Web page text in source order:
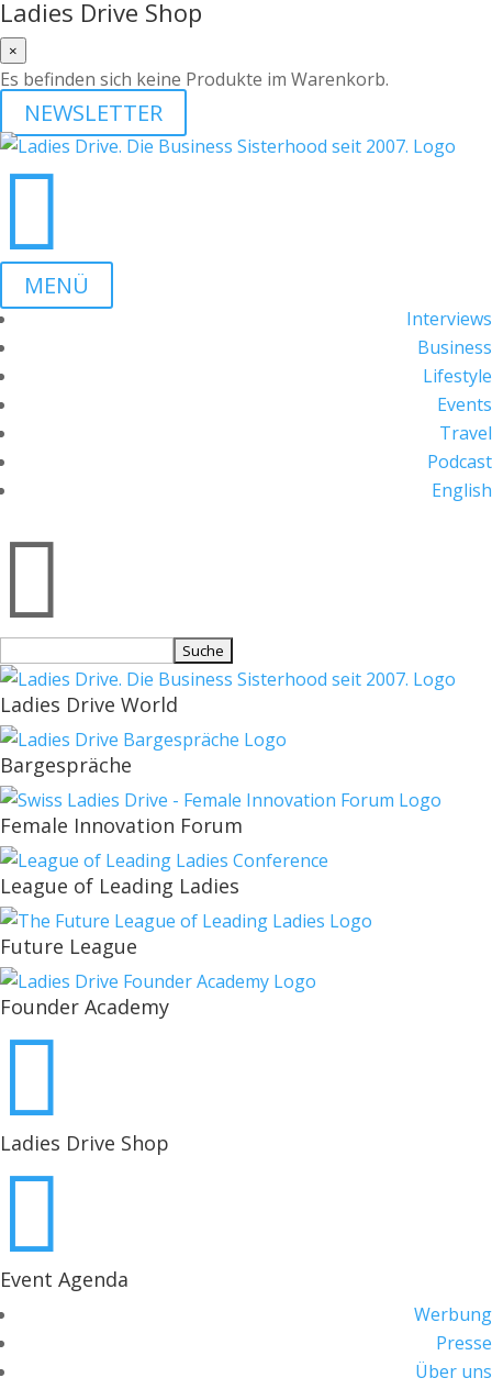
Ladies Drive Shop
×
Es befinden sich keine Produkte im Warenkorb.
NEWSLETTER

MENÜ
Interviews
Business
Lifestyle
Events
Travel
Podcast
English

nach:
Ladies Drive World
Bargespräche
Female Innovation Forum
League of Leading Ladies
Future League
Founder Academy

Ladies Drive Shop

Event Agenda
Werbung
Presse
Über uns